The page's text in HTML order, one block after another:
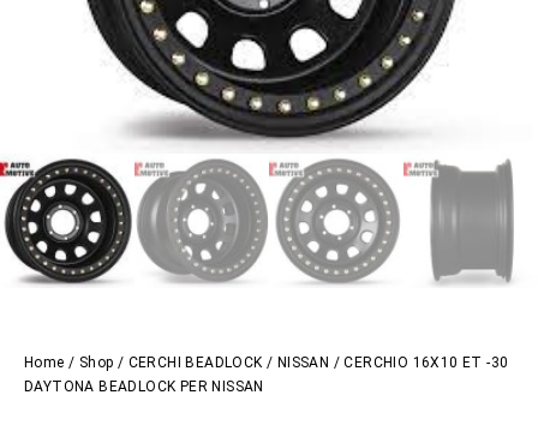
Home / Shop / CERCHI BEADLOCK / NISSAN / CERCHIO 16X10 ET -30
DAYTONA BEADLOCK PER NISSAN